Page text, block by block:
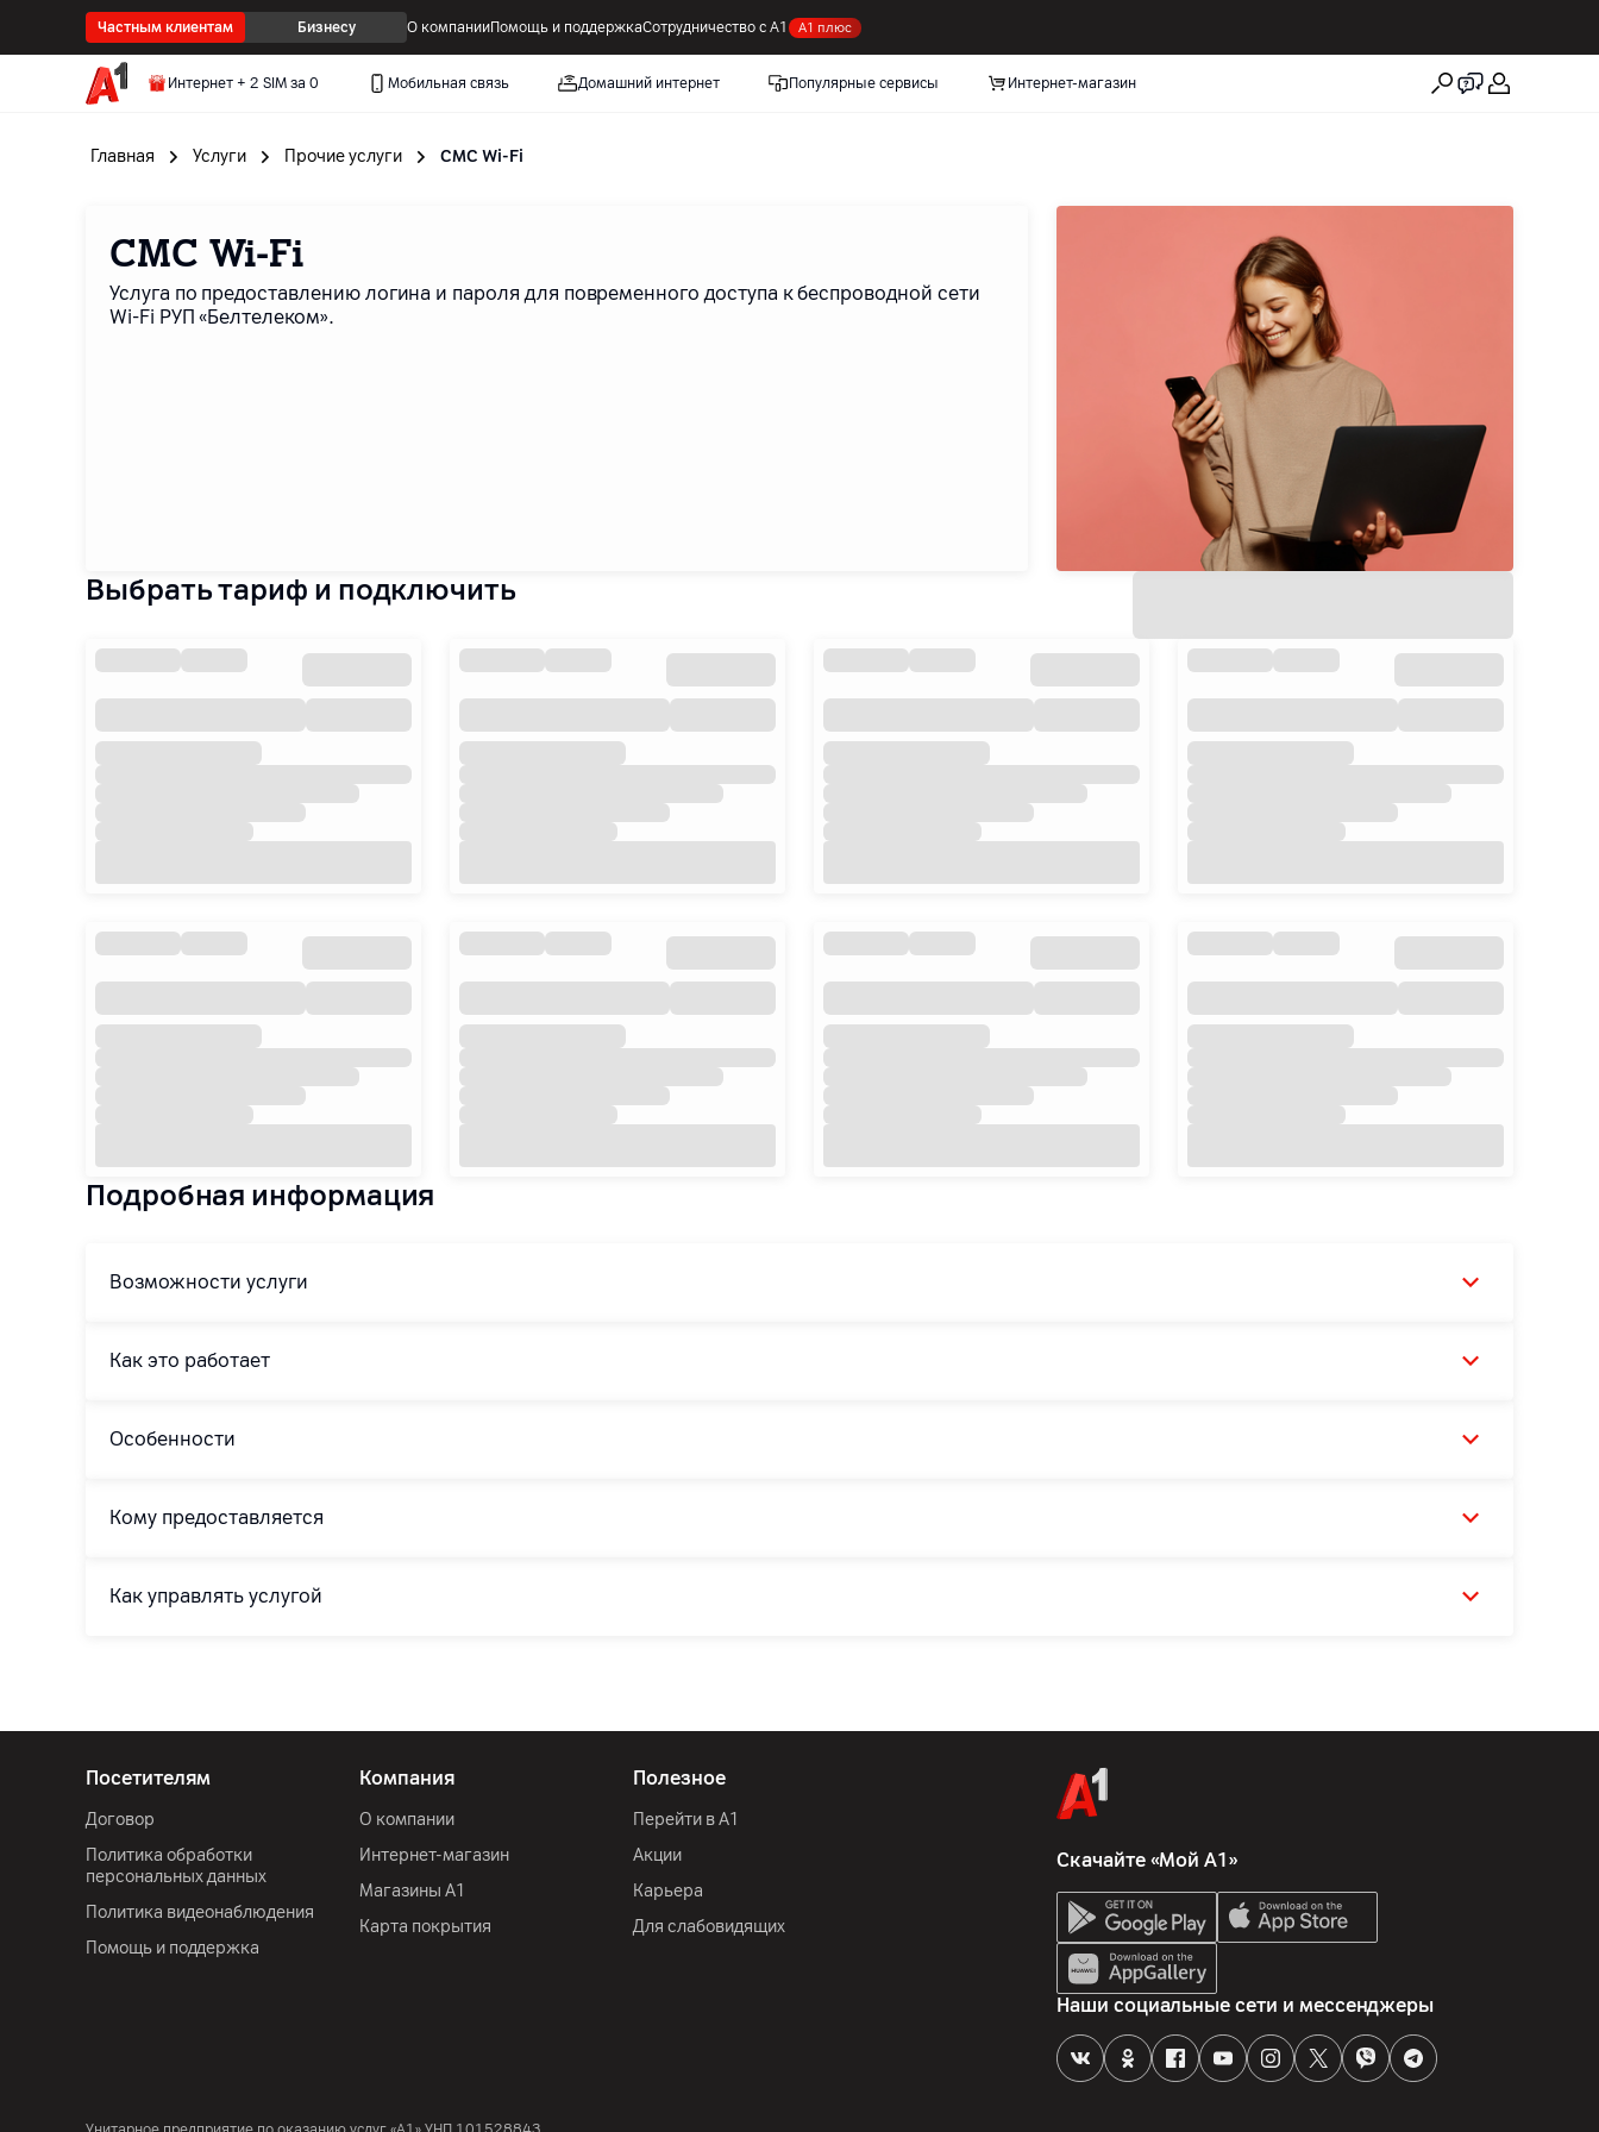
Частным клиентам Бизнесу О компанииПомощь и поддержкаСотрудничество с А1 А1 плюс
Интернет + 2 SIM за 0 Мобильная связь Домашний интернет Популярные сервисы Интернет-магазин
Главная Услуги Прочие услуги СМС Wi-Fi
СМС Wi-Fi
Услуга по предоставлению логина и пароля для повременного доступа к беспроводной сети
Wi-Fi РУП «Белтелеком».
Выбрать тариф и подключить
Подробная информация
Возможности услуги
Как это работает
Особенности
Кому предоставляется
Как управлять услугой
Посетителям
Договор
Политика обработки
персональных данных
Политика видеонаблюдения
Помощь и поддержка
Компания
О компании
Интернет-магазин
Магазины А1
Карта покрытия
Полезное
Перейти в А1
Акции
Карьера
Для слабовидящих
Скачайте «Мой А1»
Наши социальные сети и мессенджеры